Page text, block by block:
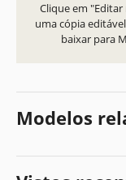
Clique em
uma cópia
baixar para
Modelos